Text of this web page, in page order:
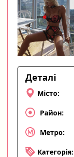
Деталі
Місто:
Район:
Метро:
Категорія: